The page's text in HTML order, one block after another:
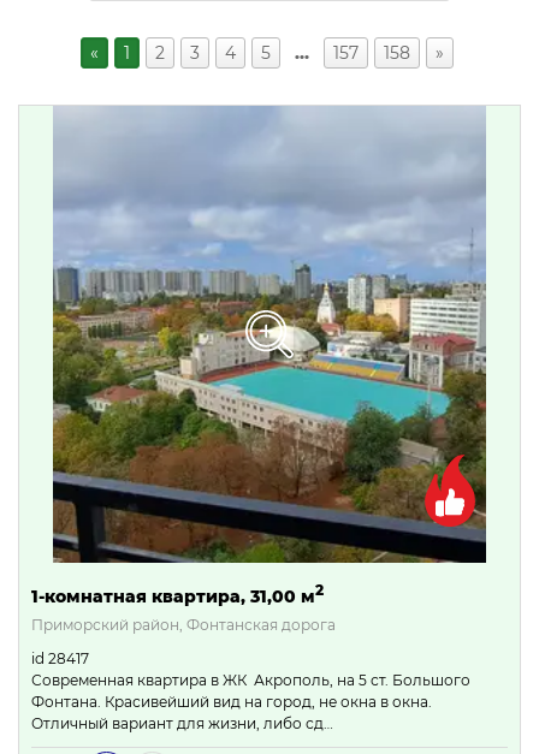
« 1 2 3 4 5 … 157 158 »
1-комнатная квартира, 31,00 м2
Приморский район, Фонтанская дорога
id 28417
Современная квартира в ЖК Акрополь, на 5 ст. Большого
Фонтана. Красивейший вид на город, не окна в окна.
Отличный вариант для жизни, либо сд…